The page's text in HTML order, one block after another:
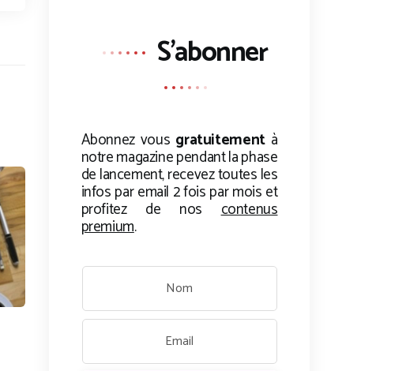
S'abonner
Abonnez vous gratuitementà
notre magazine pendant la phase
de lancement, recevez toutes les
infos par email 2 fois par mois et
profitez de noscontenus
premium.